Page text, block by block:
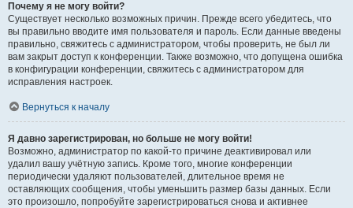
Почему я не могу войти?
Существует несколько возможных причин. Прежде всего убедитесь, что
вы правильно вводите имя пользователя и пароль. Если данные введены
правильно, свяжитесь с администратором, чтобы проверить, не был ли
вам закрыт доступ к конференции. Также возможно, что допущена ошибка
в конфигурации конференции, свяжитесь с администратором для
исправления настроек.
Вернуться к началу
Я давно зарегистрирован, но больше не могу войти!
Возможно, администратор по какой-то причине деактивировал или
удалил вашу учётную запись. Кроме того, многие конференции
периодически удаляют пользователей, длительное время не
оставляющих сообщения, чтобы уменьшить размер базы данных. Если
это произошло, попробуйте зарегистрироваться снова и активнее